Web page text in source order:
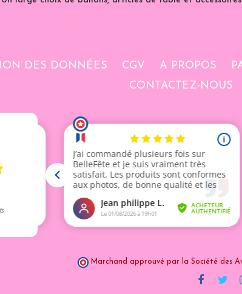
DES DONNÉES CGV A PROPOS
CONTACTEZ-NOUS
Marchand approuvé par la Société des